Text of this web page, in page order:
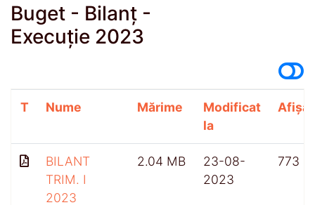
Buget - Bilanț -
Execuție 2023
T Nume Mărime
Modificat
la
BILANT
TRIM. I
2023
2.04 MB
23-08-
2023
773